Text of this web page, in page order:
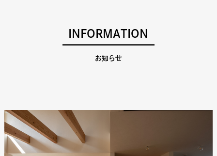
INFORMATION
お知らせ